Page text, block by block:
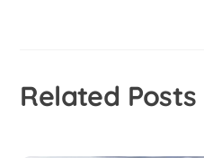
Related Posts